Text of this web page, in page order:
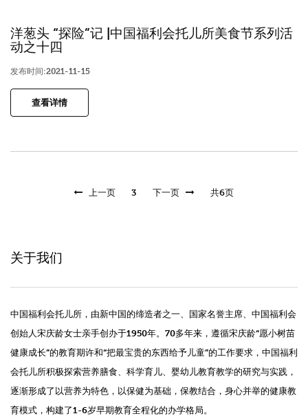
洋葱头 “探险”记 |中国福利会托儿所美食节系列活
动之十四
发布时间:2021-11-15
查看详情
上一页 3 下一页 共6页
关于我们
中国福利会托儿所，由新中国的缔造者之一、国家名誉主席、中国福利会
创始人宋庆龄女士亲手创办于1950年。70多年来，遵循宋庆龄“愿小树苗
健康成长”的教育期许和“把最宝贵的东西给予儿童”的工作要求，中国福利
会托儿所积极探索营养膳食、科学育儿、婴幼儿教育教学的研究与实践，
逐渐形成了以营养为特色，以保健为基础，保教结合，身心并举的健康教
育模式，构建了1-6岁早期教育全程化的办学格局。